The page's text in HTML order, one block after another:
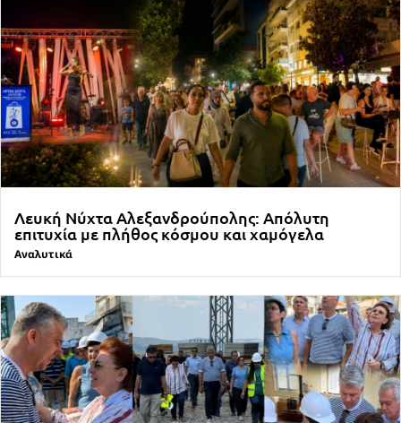
Λευκή Νύχτα Αλεξανδρούπολης: Απόλυτη
επιτυχία με πλήθος κόσμου και χαμόγελα
Αναλυτικά